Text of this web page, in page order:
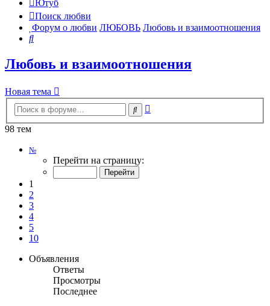
Ютуб
Поиск любви
Форум о любви ЛЮБОВЬ Любовь и взаимоотношения
Поиск
Любовь и взаимоотношения
Новая тема
Поиск
98 тем
№Страница
из
Перейти на страницу:
1
2
3
4
5
10
Объявления
Ответы
Просмотры
Последнее